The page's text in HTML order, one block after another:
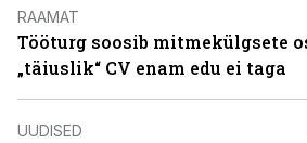
RAAMAT
Tööturg soosib mitmekülgsete
„täiuslik“ CV enam edu ei taga
UUDISED